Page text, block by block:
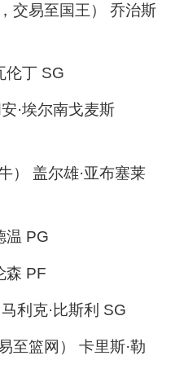
交易至国王） 乔治斯
伦丁 SG
·埃尔南戈麦斯
） 盖尔雄·亚布塞莱
温 PG
森 PF
利克·比斯利 SG
至篮网） 卡里斯·勒